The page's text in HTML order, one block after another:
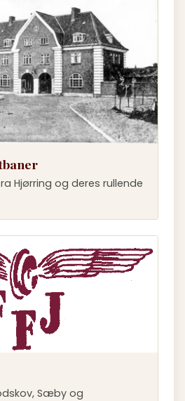
Hjørring og deres rullende
Sæby og